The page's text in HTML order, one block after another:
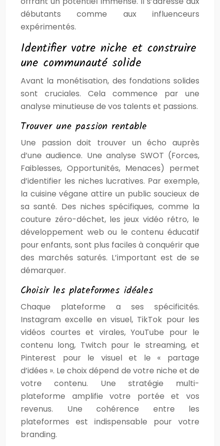
débutants comme aux influenceurs
expérimentés.
Identifier votre niche et construire
une communauté solide
Avant la monétisation, des fondations solides
sont cruciales. Cela commence par une
analyse minutieuse de vos talents et passions.
Trouver une passion rentable
Une passion doit trouver un écho auprès
d’une audience. Une analyse SWOT (Forces,
Faiblesses, Opportunités, Menaces) permet
d’identifier les niches lucratives. Par exemple,
la cuisine végane attire un public soucieux de
sa santé. Des niches spécifiques, comme la
couture zéro-déchet, les jeux vidéo rétro, le
développement web ou le contenu éducatif
pour enfants, sont plus faciles à conquérir que
des marchés saturés. L’important est de se
démarquer.
Choisir les plateformes idéales
Chaque plateforme a ses spécificités.
Instagram excelle en visuel, TikTok pour les
vidéos courtes et virales, YouTube pour le
contenu long, Twitch pour le streaming, et
Pinterest pour le visuel et le « partage
d’idées ». Le choix dépend de votre niche et de
votre contenu. Une stratégie multi-
plateforme amplifie votre portée et vos
revenus. Une cohérence entre les
plateformes est indispensable pour votre
branding.